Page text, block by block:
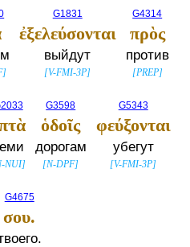
]
G1831
ἐξελεύσονται
выйдут
[V-FMI-3P]
G4314
πρὸς
против
[PREP]
NUI]
G3598
ὁδοῖς
дорогам
[N-DPF]
G5343
φεύξονται
убегут
[V-FMI-3P]
G4675
σου.